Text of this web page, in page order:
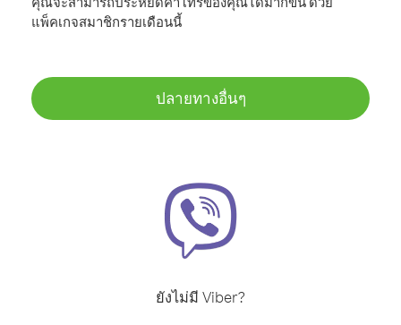
แพ็คเกจสมาชิกรายเดือนนี้
ปลายทางอื่นๆ
ยังไม่มี Viber?